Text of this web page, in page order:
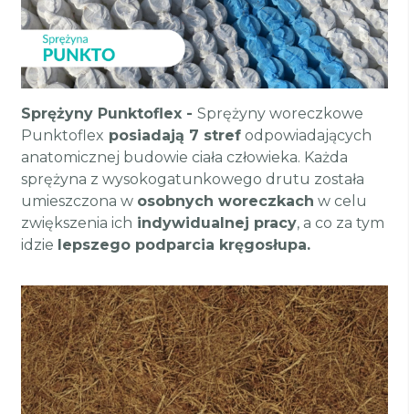
Sprężyny Punktoflex - Sprężyny woreczkowe
Punktoflex posiadają 7 stref odpowiadających
anatomicznej budowie ciała człowieka. Każda
sprężyna z wysokogatunkowego drutu została
umieszczona w osobnych woreczkach w celu
zwiększenia ich indywidualnej pracy, a co za tym
idzie lepszego podparcia kręgosłupa.